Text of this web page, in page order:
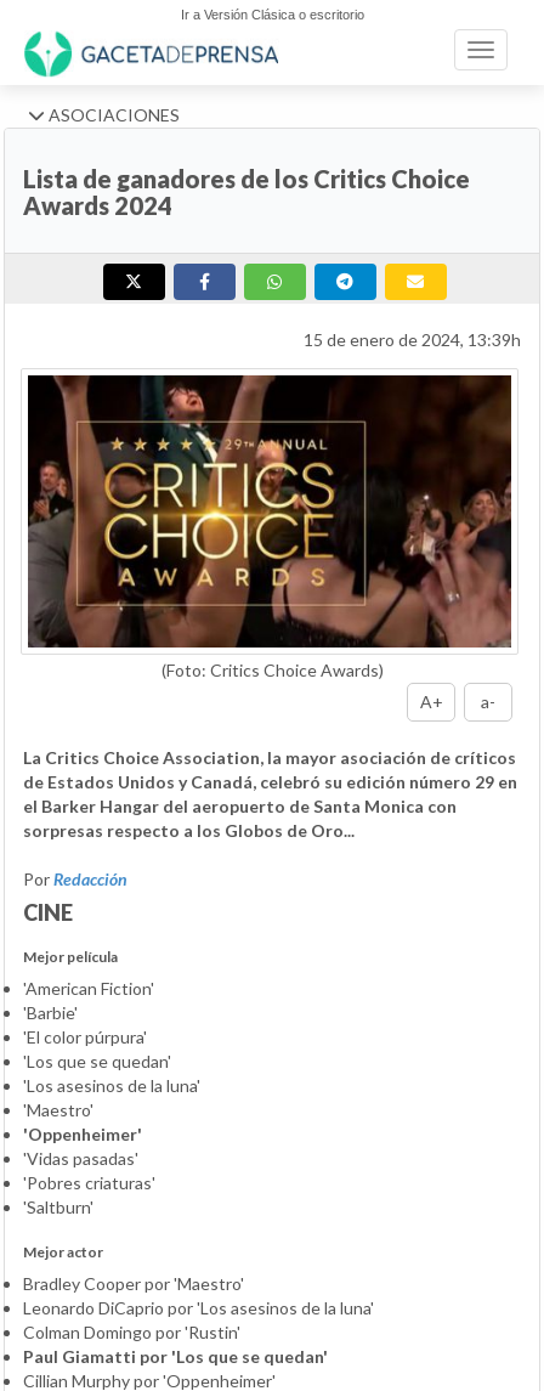
Ir a Versión Clásica o escritorio
Toggle
ASOCIACIONES
Lista de ganadores de los Critics Choice
Awards 2024
15 de enero de 2024, 13:39h
(Foto: Critics Choice Awards)
A+
a-
La Critics Choice Association, la mayor asociación de críticos
de Estados Unidos y Canadá, celebró su edición número 29 en
el Barker Hangar del aeropuerto de Santa Monica con
sorpresas respecto a los Globos de Oro...
PorRedacción
CINE
Mejor película
'American Fiction'
'Barbie'
'El color púrpura'
'Los que se quedan'
'Los asesinos de la luna'
'Maestro'
'Oppenheimer'
'Vidas pasadas'
'Pobres criaturas'
'Saltburn'
Mejor actor
Bradley Cooper por 'Maestro'
Leonardo DiCaprio por 'Los asesinos de la luna'
Colman Domingo por 'Rustin'
Paul Giamatti por 'Los que se quedan'
Cillian Murphy por 'Oppenheimer'